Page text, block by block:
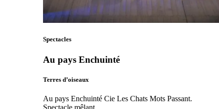
Spectacles
Au pays Enchuinté
Terres d’oiseaux
Au pays Enchuinté Cie Les Chats Mots Passant.
Spectacle mêlant…